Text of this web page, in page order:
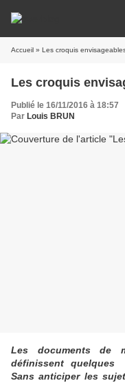
Accueil » Les croquis
Les croquis
Publié le 16/11/2016 à 18:57
Par Louis BRUN
Les documents de
définissent quelques
Sans anticiper les